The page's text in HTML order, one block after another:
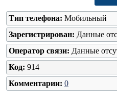
Тип телефона: Мобильный
Зарегистрирован: Данные
Оператор связи: Данные
Код: 914
Комментарии: 0